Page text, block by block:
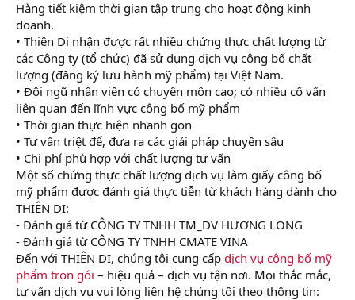
Hàng tiết kiệm thời gian tập trung cho hoạt động kinh
doanh.
• Thiên Di nhận được rất nhiều chứng thực chất lượng từ
các Công ty (tổ chức) đã sử dụng dịch vụ công bố chất
lượng (đăng ký lưu hành mỹ phẩm) tại Việt Nam.
• Đội ngũ nhân viên có chuyên môn cao; có nhiều cố vấn
liên quan đến lĩnh vực công bố mỹ phẩm
• Thời gian thực hiện nhanh gọn
• Tư vấn triệt để, đưa ra các giải pháp chuyên sâu
• Chi phí phù hợp với chất lượng tư vấn
Một số chứng thực chất lượng dịch vụ làm giấy công bố
mỹ phẩm được đánh giá thực tiễn từ khách hàng dành cho
THIÊN DI:
- Đánh giá từ CÔNG TY TNHH TM_DV HƯƠNG LONG
- Đánh giá từ CÔNG TY TNHH CMATE VINA
Đến với THIÊN DI, chúng tôi cung cấp dịch vụ công bố mỹ
phẩm trọn gói – hiệu quả – dịch vụ tận nơi. Mọi thắc mắc,
tư vấn dịch vụ vui lòng liên hệ chúng tôi theo thông tin: